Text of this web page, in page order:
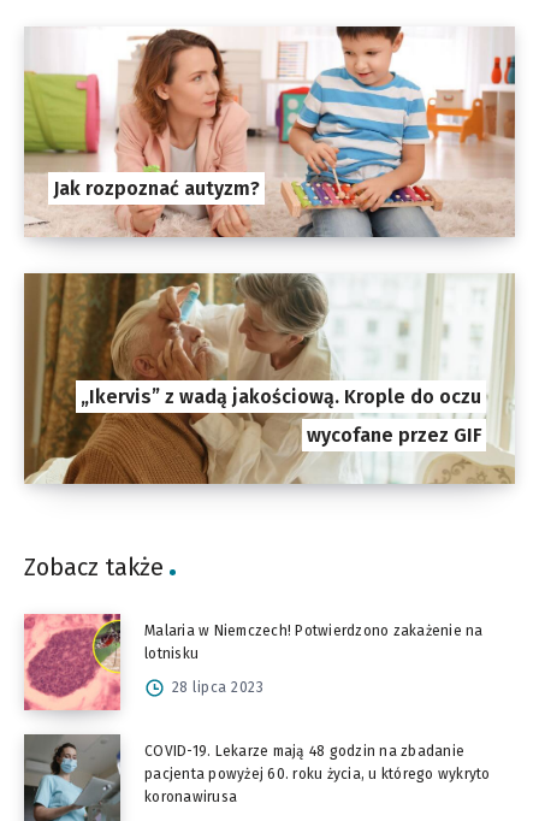
Jak rozpoznać autyzm?
„Ikervis” z wadą jakościową. Krople do oczu
wycofane przez GIF
Zobacz także
Malaria w Niemczech! Potwierdzono zakażenie na
lotnisku
28 lipca 2023
COVID-19. Lekarze mają 48 godzin na zbadanie
pacjenta powyżej 60. roku życia, u którego wykryto
koronawirusa